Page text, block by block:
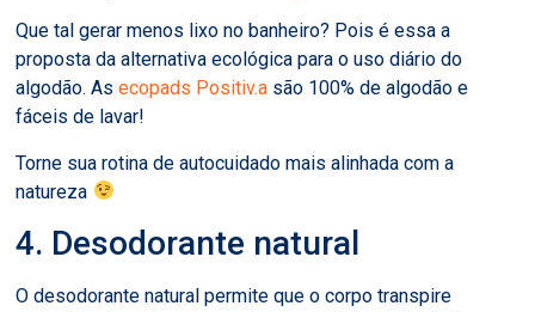
Que tal gerar menos lixo no banheiro? Pois é essa a
proposta da alternativa ecológica para o uso diário do
algodão. Asecopads Positiv.a são 100% de algodão e
fáceis de lavar!
Torne sua rotina de autocuidado mais alinhada com a
natureza
4. Desodorante natural
O desodorante natural permite que o corpo transpire